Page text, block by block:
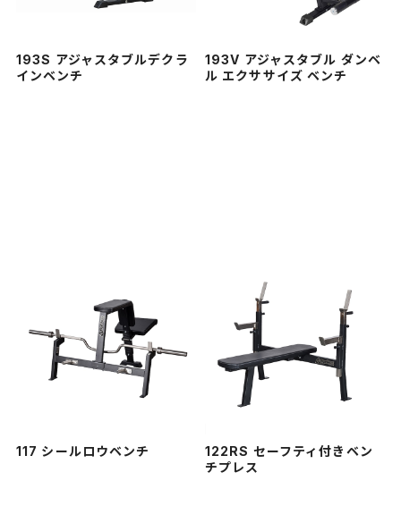
193S アジャスタブルデクラ
インベンチ
193V アジャスタブル ダンベ
ル エクササイズ ベンチ
117 シールロウベンチ
122RS セーフティ付きベン
チプレス